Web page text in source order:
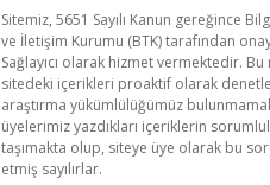
Sitemiz, 5651 Sayılı Kanun gereğince
ve İletişim Kurumu (BTK) tarafından
Sağlayıcı olarak hizmet vermektedir. Bu
sitedeki içerikleri proaktif olarak
araştırma yükümlülüğümüz
üyelerimiz yazdıkları içeriklerin
taşımakta olup, siteye üye olarak bu
etmiş sayılırlar.